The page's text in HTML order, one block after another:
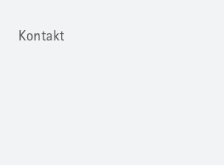
Kontakt